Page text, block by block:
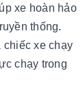
xe hoàn hảo
thống.
chiếc xe chạy
chạy trong